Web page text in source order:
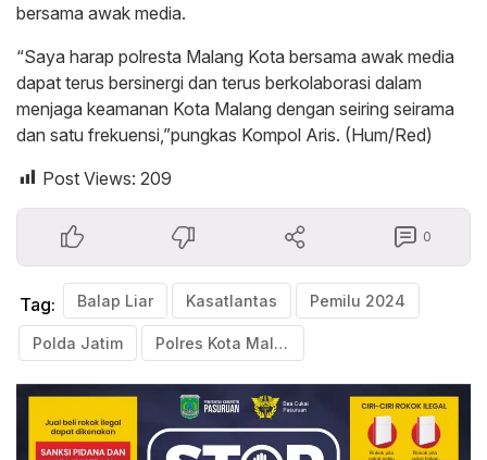
bersama awak media.
“Saya harap polresta Malang Kota bersama awak media
dapat terus bersinergi dan terus berkolaborasi dalam
menjaga keamanan Kota Malang dengan seiring seirama
dan satu frekuensi,”pungkas Kompol Aris. (Hum/Red)
Post Views: 209
0
Tag: Balap Liar Kasatlantas Pemilu 2024
Polda Jatim Polres Kota Malang